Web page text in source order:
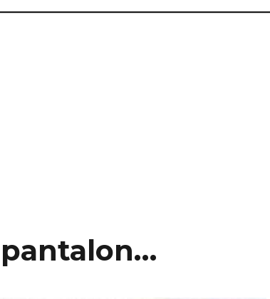
pantalon…